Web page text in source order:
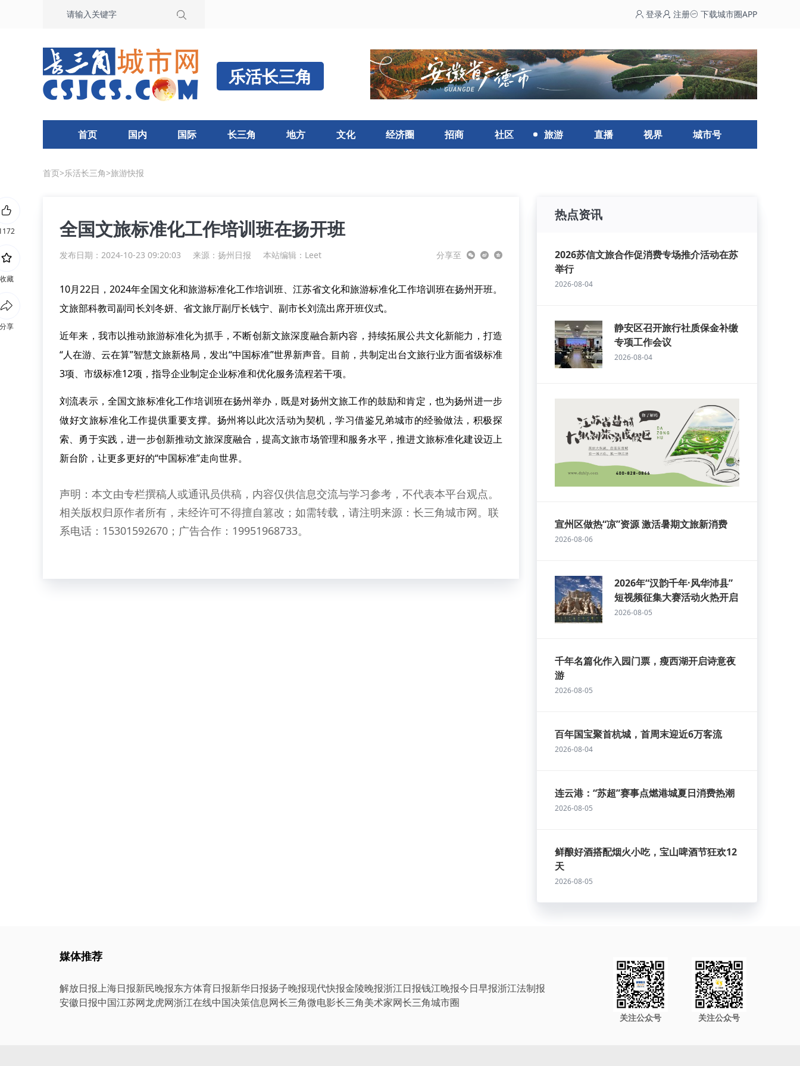
登录 注册 下载城市圈APP
乐活长三角
首页 国内 国际 长三角 地方 文化 经济圈 招商 社区 旅游 直播 视界 城市号
首页>乐活长三角>旅游快报
全国文旅标准化工作培训班在扬开班
发布日期：2024-10-23 09:20:03 来源： 扬州日报 本站编辑：Leet 分享至
10月22日，2024年全国文化和旅游标准化工作培训班、江苏省文化和旅游标准化工作培训班在扬州开班。
文旅部科教司副司长刘冬妍、省文旅厅副厅长钱宁、副市长刘流出席开班仪式。
近年来，我市以推动旅游标准化为抓手，不断创新文旅深度融合新内容，持续拓展公共文化新能力，打造
“人在游、云在算”智慧文旅新格局，发出“中国标准”世界新声音。目前，共制定出台文旅行业方面省级标准
3项、市级标准12项，指导企业制定企业标准和优化服务流程若干项。
刘流表示，全国文旅标准化工作培训班在扬州举办，既是对扬州文旅工作的鼓励和肯定，也为扬州进一步
做好文旅标准化工作提供重要支撑。扬州将以此次活动为契机，学习借鉴兄弟城市的经验做法，积极探
索、勇于实践，进一步创新推动文旅深度融合，提高文旅市场管理和服务水平，推进文旅标准化建设迈上
新台阶，让更多更好的“中国标准”走向世界。
声明：本文由专栏撰稿人或通讯员供稿，内容仅供信息交流与学习参考，不代表本平台观点。
相关版权归原作者所有，未经许可不得擅自篡改；如需转载，请注明来源：长三角城市网。联
系电话：15301592670；广告合作：19951968733。
热点资讯
2026苏信文旅合作促消费专场推介活动在苏
举行
2026-08-04
静安区召开旅行社质保金补缴
专项工作会议
2026-08-04
宣州区做热“凉”资源 激活暑期文旅新消费
2026-08-06
2026年“汉韵千年·风华沛县”
短视频征集大赛活动火热开启
2026-08-05
千年名篇化作入园门票，瘦西湖开启诗意夜
游
2026-08-05
百年国宝聚首杭城，首周末迎近6万客流
2026-08-04
连云港：“苏超”赛事点燃港城夏日消费热潮
2026-08-05
鲜酿好酒搭配烟火小吃，宝山啤酒节狂欢12
天
2026-08-05
收藏
分享
媒体推荐
解放日报上海日报新民晚报东方体育日报新华日报扬子晚报现代快报金陵晚报浙江日报钱江晚报今日早报浙江法制报
安徽日报中国江苏网龙虎网浙江在线中国决策信息网长三角微电影长三角美术家网长三角城市圈
关注公众号 关注公众号